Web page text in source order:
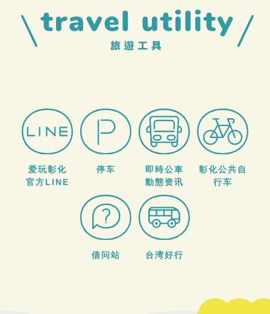
爱玩彰化
官方LINE
停车
即時公車
動態资讯
彰化公共自
行车
借问站 台湾好行